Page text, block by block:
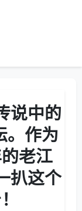
说中的
。作为
老江
扒这个